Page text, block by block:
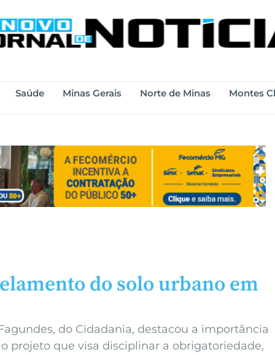
Saúde Minas Gerais Norte de Minas Montes
do solo urbano em
do Cidadania, destacou a importância
projeto que visa disciplinar a obrigatoriedade,